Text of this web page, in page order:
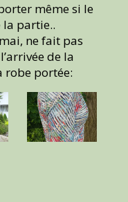
même si le
la partie..
ne fait pas
de la
robe portée: